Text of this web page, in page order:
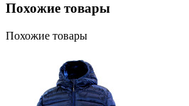
Похожие товары
Похожие товары